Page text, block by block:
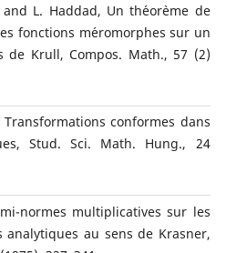
L. Haddad, Un th´eor`eme de
fonctions m´eromorphes sur un
de Krull, Compos. Math., 57 (2)
conformes dans
Stud. Sci. Math. Hung., 24
normes multiplicatives sur les
analytiques au sens de Krasner,